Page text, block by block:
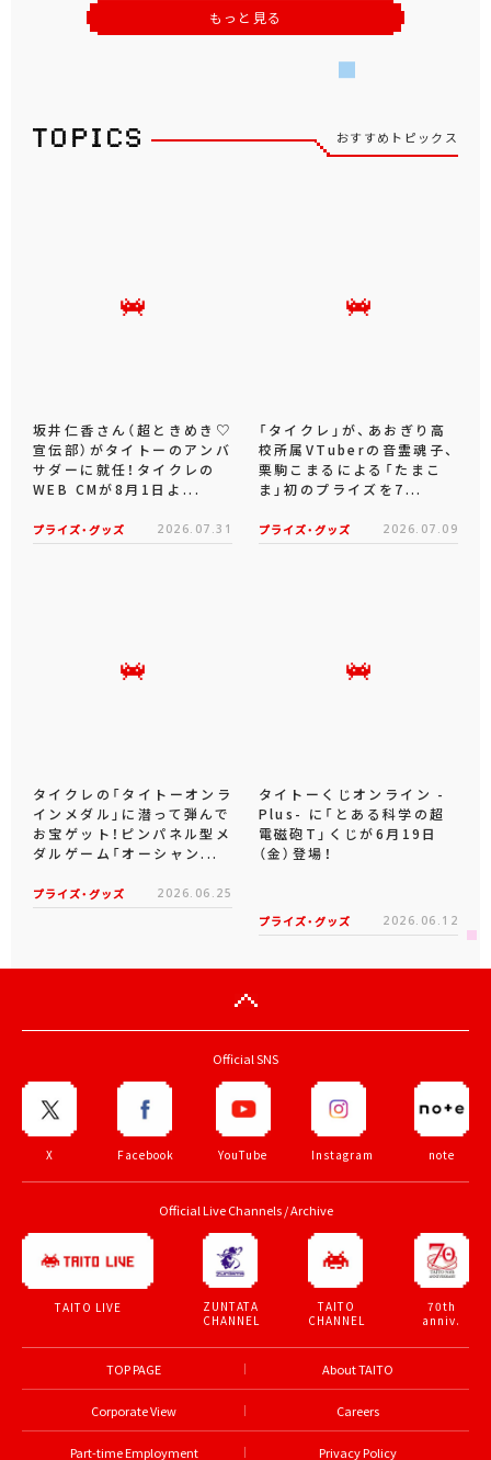
もっと見る
おすすめトピックス
坂井仁香さん（超ときめき♡
宣伝部）がタイトーのアンバ
サダーに就任！タイクレの
WEB CMが8月1日よ...
プライズ・グッズ 2026.07.31
「タイクレ」が、あおぎり高
校所属VTuberの音霊魂子、
栗駒こまるによる「たまこ
ま」初のプライズを7...
プライズ・グッズ 2026.07.09
タイクレの「タイトーオンラ
インメダル」に潜って弾んで
お宝ゲット！ピンパネル型メ
ダルゲーム「オーシャン...
プライズ・グッズ 2026.06.25
タイトーくじオンライン -
Plus- に「とある科学の超
電磁砲T」くじが6月19日
（金）登場！
プライズ・グッズ 2026.06.12
Official SNS
X Facebook YouTube Instagram note
Official Live Channels / Archive
TAITO LIVE
ZUNTATA
CHANNEL
TAITO
CHANNEL
70th
anniv.
TOP PAGE About TAITO
Corporate View Careers
Part-time Employment Privacy Policy